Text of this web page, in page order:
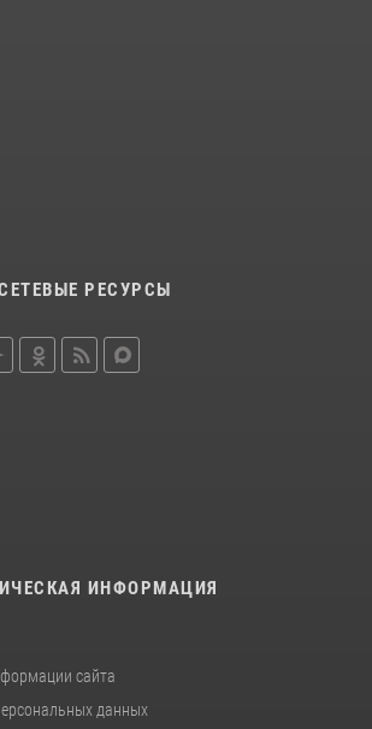
РЕСУРСЫ
ИНФОРМАЦИЯ
сайта
данных